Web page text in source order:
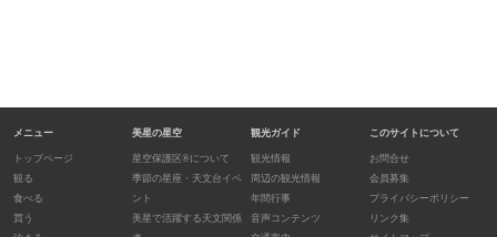
メニュー
トップページ
観る
食べる
買う
美星の星空
星空保護区®について
季節の星座・天文台イベ
ント
美星で活躍する天文関係
観光ガイド
観光情報
周辺の観光情報
年間行事
音声コンテンツ
このサイトについて
お問合せ
会員募集
プライバシーポリシー
リンク集